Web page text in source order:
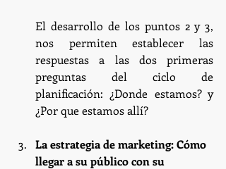
El desarrollo de los puntos 2 y 3,
nos permiten establecer las
respuestas a las dos primeras
preguntas del ciclo de
planificación: ¿Donde estamos? y
¿Por que estamos allí?
La estrategia de marketing: Cómo
llegar a su público con su